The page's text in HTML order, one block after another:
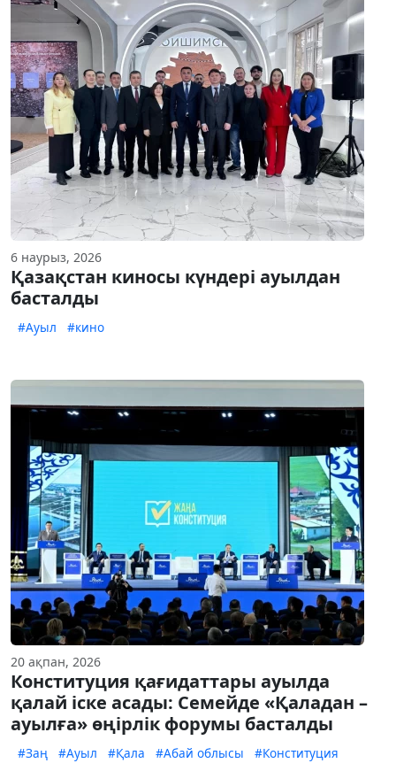
6 наурыз, 2026
Қазақстан киносы күндері ауылдан
басталды
#Ауыл #кино
20 ақпан, 2026
Конституция қағидаттары ауылда
қалай іске асады: Семейде «Қаладан –
ауылға» өңірлік форумы басталды
#Заң #Ауыл #Қала #Абай облысы #Конституция